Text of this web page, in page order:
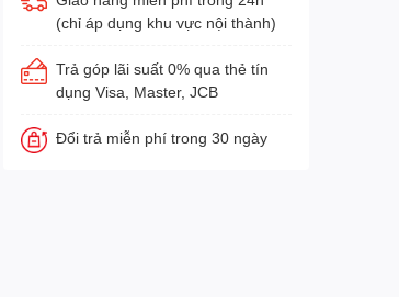
(chỉ áp dụng khu vực nội thành)
Trả góp lãi suất 0% qua thẻ tín
dụng Visa, Master, JCB
Đổi trả miễn phí trong 30 ngày